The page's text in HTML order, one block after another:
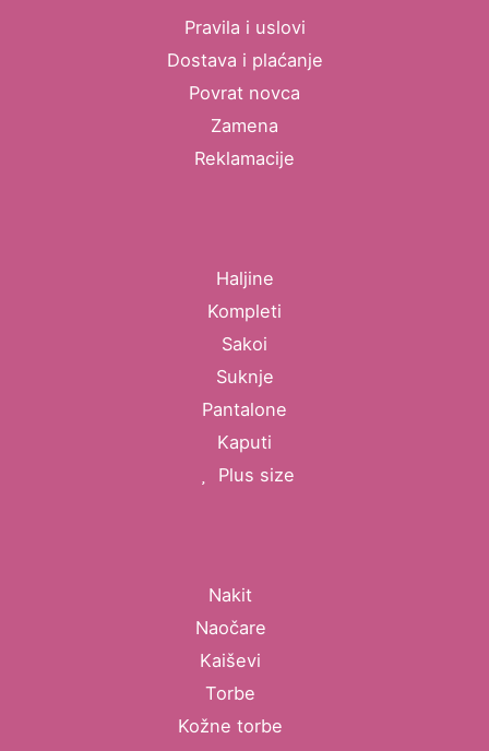
Pravila i uslovi
Dostava i plaćanje
Povrat novca
Zamena
Reklamacije
Haljine
Kompleti
Sakoi
Suknje
Pantalone
Kaputi
Plus size
Nakit
Naočare
Kaiševi
Torbe
Kožne torbe